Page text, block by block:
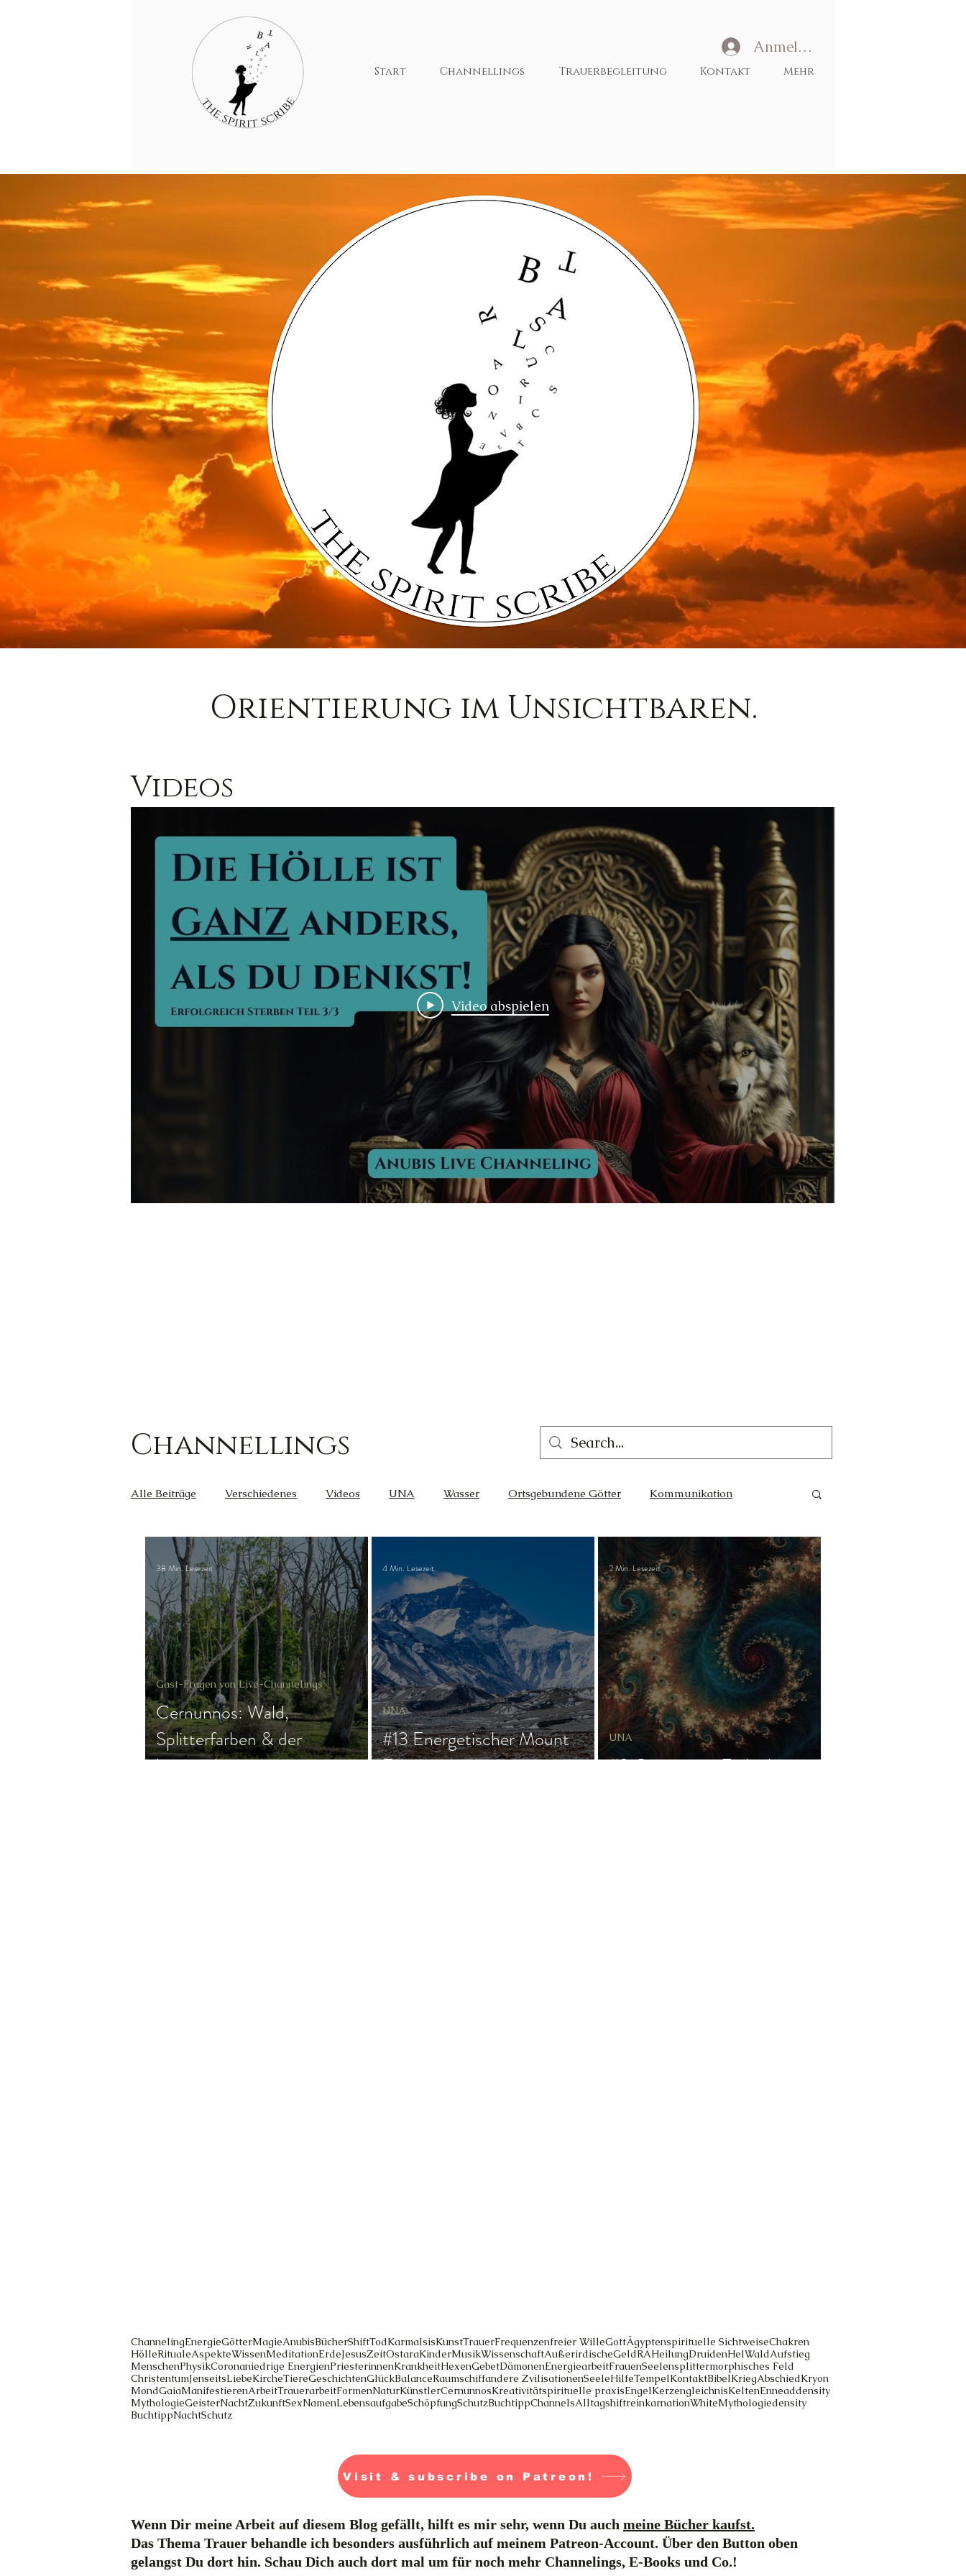
Anmelden
Start Channellings Trauerbegleitung Kontakt Mehr
Orientierung im Unsichtbaren.
Videos
Video abspielen
Channellings
Alle Beiträge Verschiedenes Videos UNA Wasser Ortsgebundene Götter Kommunikation
Kreativität Wut Weisheit Gleichgewicht Cernunnos Trauer
Außerirdische Gesundheit Glück Thot Der Lichtschmied Ortsgebundene Götter
Gast-Fragen von Live-Channelings Magie Frau & Familie
Cernunnos: Wald,
Splitterfarben & der
kosmische
Gast-Fragen von Live-Channelings
38 Min. Lesezeit
#13 Energetischer Mount
Everest
UNA
4 Min. Lesezeit
#9 Gott ist ein Fraktal
UNA
2 Min. Lesezeit
ChannelingEnergieGötterMagieAnubisBücherShiftTodKarmaIsisKunstTrauerFrequenzenfreier WilleGottÄgyptenspirituelle SichtweiseChakren
HölleRitualeAspekteWissenMeditationErdeJesusZeitOstaraKinderMusikWissenschaftAußerirdischeGeldRAHeilungDruidenHelWaldAufstieg
MenschenPhysikCoronaniedrige EnergienPriesterinnenKrankheitHexenGebetDämonenEnergiearbeitFrauenSeelensplittermorphisches Feld
ChristentumJenseitsLiebeKircheTiereGeschichtenGlückBalanceRaumschiffandere ZvilisationenSeeleHilfeTempelKontaktBibelKriegAbschiedKryon
MondGaiaManifestierenArbeitTrauerarbeitFormenNaturKünstlerCernunnosKreativitätspirituelle praxisEngelKerzengleichnisKeltenEnneaddensity
MythologieGeisterNachtZukunftSexNamenLebensaufgabeSchöpfungSchutzBuchtippChannelsAlltagshiftreinkarnationWhiteMythologiedensity
BuchtippNachtSchutz
Visit & subscribe on Patreon!
Wenn Dir meine Arbeit auf diesem Blog gefällt, hilft es mir sehr, wenn Du auch meine Bücher kaufst.
Das Thema Trauer behandle ich besonders ausführlich auf meinem Patreon-Account. Über den Button oben
gelangst Du dort hin. Schau Dich auch dort mal um für noch mehr Channelings, E-Books und Co.!